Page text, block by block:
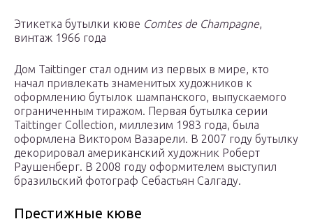
Этикетка бутылки кюве Comtes de Champagne,
винтаж 1966 года
Дом Taittinger стал одним из первых в мире, кто
начал привлекать знаменитых художников к
оформлению бутылок шампанского, выпускаемого
ограниченным тиражом. Первая бутылка серии
Taittinger Collection, миллезим 1983 года, была
оформлена Виктором Вазарели. В 2007 году бутылку
декорировал американский художник Роберт
Раушенберг. В 2008 году оформителем выступил
бразильский фотограф Себастьян Салгаду.
Престижные кюве